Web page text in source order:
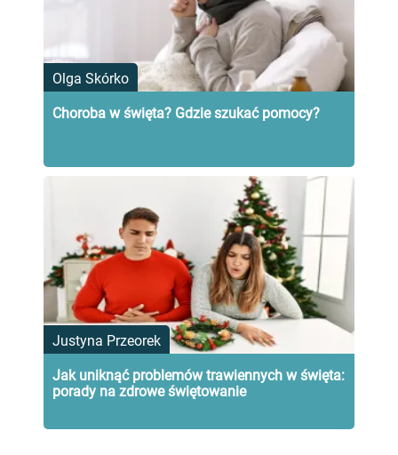
Olga Skórko
Choroba w święta? Gdzie szukać pomocy?
Justyna Przeorek
Jak uniknąć problemów trawiennych w święta:
porady na zdrowe świętowanie